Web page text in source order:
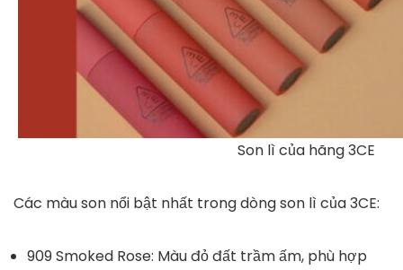
Son lì của hãng 3CE
Các màu son nổi bật nhất trong dòng son lì của 3CE:
909 Smoked Rose: Màu đỏ đất trầm ấm, phù hợp